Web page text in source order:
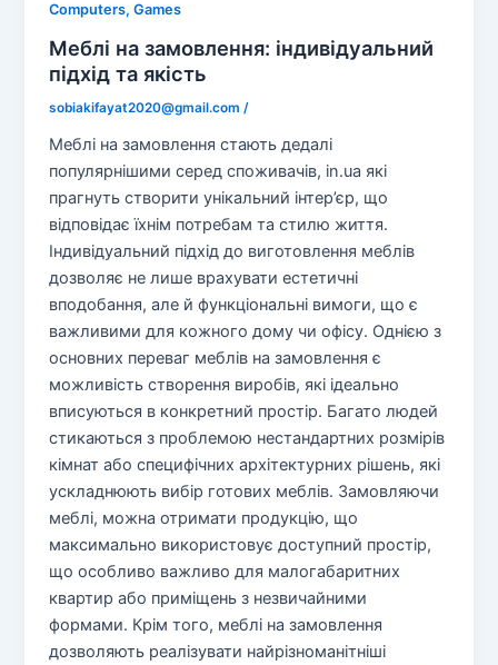
Computers, Games
Меблі на замовлення: індивідуальний
підхід та якість
sobiakifayat2020@gmail.com/
Меблі на замовлення стають дедалі
популярнішими серед споживачів, in.ua які
прагнуть створити унікальний інтер’єр, що
відповідає їхнім потребам та стилю життя.
Індивідуальний підхід до виготовлення меблів
дозволяє не лише врахувати естетичні
вподобання, але й функціональні вимоги, що є
важливими для кожного дому чи офісу. Однією з
основних переваг меблів на замовлення є
можливість створення виробів, які ідеально
вписуються в конкретний простір. Багато людей
стикаються з проблемою нестандартних розмірів
кімнат або специфічних архітектурних рішень, які
ускладнюють вибір готових меблів. Замовляючи
меблі, можна отримати продукцію, що
максимально використовує доступний простір,
що особливо важливо для малогабаритних
квартир або приміщень з незвичайними
формами. Крім того, меблі на замовлення
дозволяють реалізувати найрізноманітніші